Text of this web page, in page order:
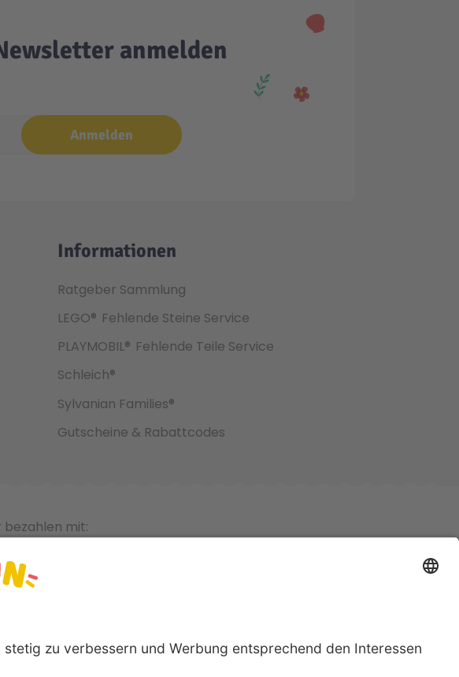
anmelden
Anmelden
Informationen
Ratgeber Sammlung
LEGO® Fehlende Steine Service
PLAYMOBIL® Fehlende Teile Service
Schleich®
Sylvanian Families®
Gutscheine & Rabattcodes
bezahlen mit: